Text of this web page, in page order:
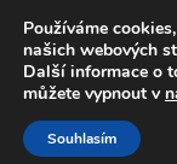
Přeskočit
na
Přejít
k
Používáme
našich webových
Další informace o
můžete vypnout v
Souhlasím